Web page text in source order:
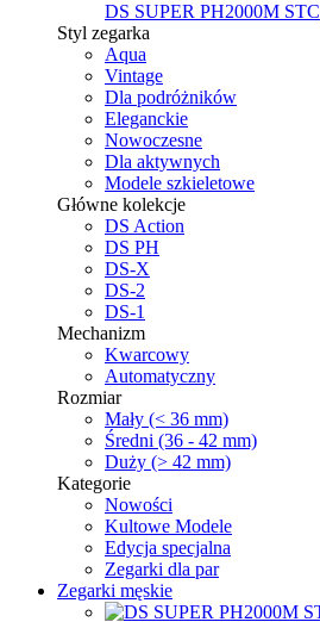
DS SUPER PH2000M STC
Styl zegarka
Aqua
Vintage
Dla podróżników
Eleganckie
Nowoczesne
Dla aktywnych
Modele szkieletowe
Główne kolekcje
DS Action
DS PH
DS-X
DS-2
DS-1
Mechanizm
Kwarcowy
Automatyczny
Rozmiar
Mały (< 36 mm)
Średni (36 - 42 mm)
Duży (> 42 mm)
Kategorie
Nowości
Kultowe Modele
Edycja specjalna
Zegarki dla par
Zegarki męskie